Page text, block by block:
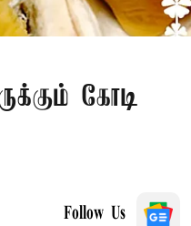
கோடி
Follow Us